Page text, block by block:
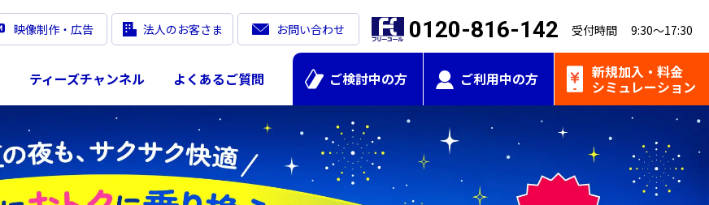
新規加入・ 料金
シミュレーション
0120-816-142 受付時間 9:30～17:30
ご検討中の方 ご利用中の方
ティーズチャンネル よくあるご質問
映像制作・広告 法人のお客さま お問い合わせ